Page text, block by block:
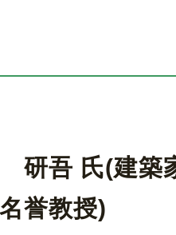
研吾 氏(建築
誉教授)